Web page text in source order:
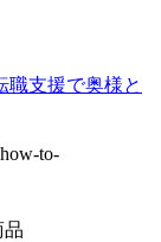
職支援で奥様と
品